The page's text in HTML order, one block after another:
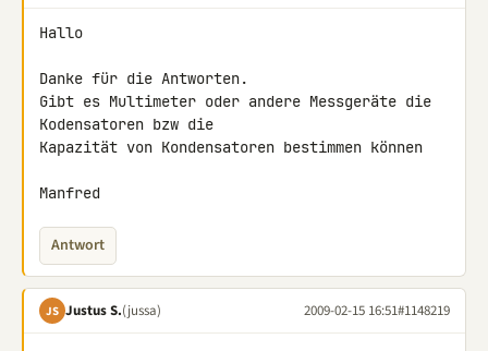
Hallo
Danke für die Antworten.
Gibt es Multimeter oder andere Messgeräte die
Kodensatoren bzw die
Kapazität von Kondensatoren bestimmen können
Manfred
Antwort
JS Justus S.(jussa) 2009-02-15 16:51#1148219